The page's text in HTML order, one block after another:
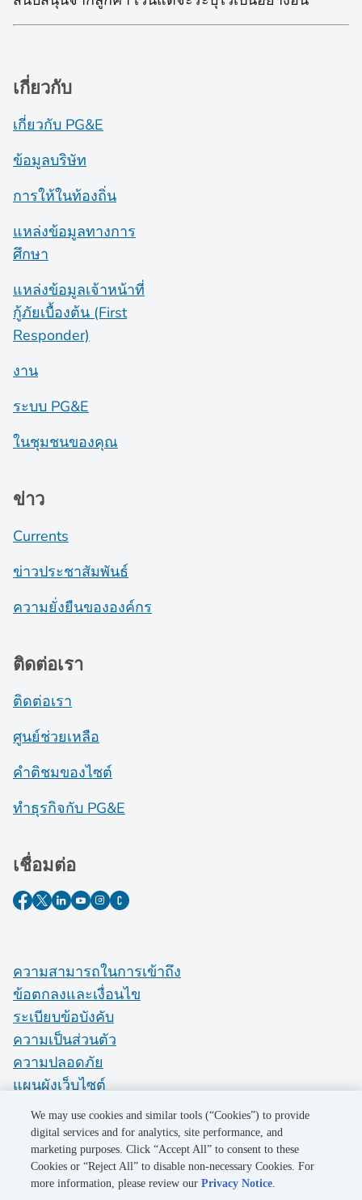
เกี่ยวกับ
เกี่ยวกับ PG&E
ข้อมูลบริษัท
การให้ในท้องถิ่น
แหล่งข้อมูลทางการ
ศึกษา
แหล่งข้อมูลเจ้าหน้าที่
กู้ภัยเบื้องต้น (First
Responder)
งาน
ระบบ PG&E
ในชุมชนของคุณ
ข่าว
Currents
ข่าวประชาสัมพันธ์
ความยั่งยืนขององค์กร
ติดต่อเรา
ติดต่อเรา
ศูนย์ช่วยเหลือ
คำติชมของไซต์
ทำธุรกิจกับ PG&E
เชื่อมต่อ
ความสามารถในการเข้าถึง
ข้อตกลงและเงื่อนไข
ระเบียบข้อบังคับ
ความเป็นส่วนตัว
ความปลอดภัย
แผนผังเว็บไซต์
Do Not Sell My Personal Information
©2026 Pacific Gas and Electric Company
We may use cookies and similar tools (“Cookies”) to provide
digital services and for analytics, site performance, and
marketing purposes. Click “Accept All” to consent to these
Cookies or “Reject All” to disable non-necessary Cookies. For
more information, please review ourPrivacy Notice.